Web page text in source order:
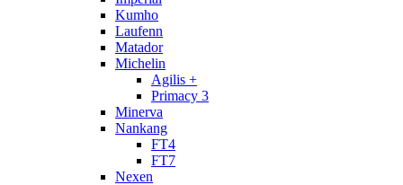
Kumho
Laufenn
Matador
Michelin
Agilis +
Primacy 3
Minerva
Nankang
FT4
FT7
Nexen